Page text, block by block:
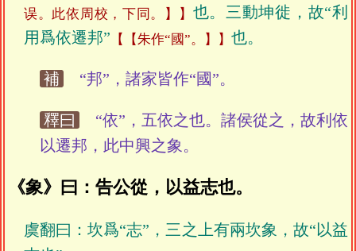
误。此依周校，下同。】
也。三動坤徙，故“利
用爲依遷邦”
【朱作“國”。】 也。
補 “邦”，諸家皆作“國”。
釋曰
“依”，五依之也。諸侯從之，故利依
以遷邦，此中興之象。
《象》曰：告公從，以益志也。
虞翻曰：坎爲“志”，三之上有兩坎象，故“以益